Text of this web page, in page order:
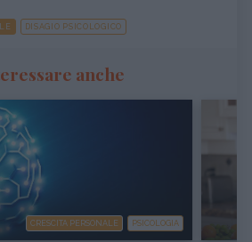
DISAGIO PSICOLOGICO
anche
CRESCITA PERSONALE PSICOLOGIA